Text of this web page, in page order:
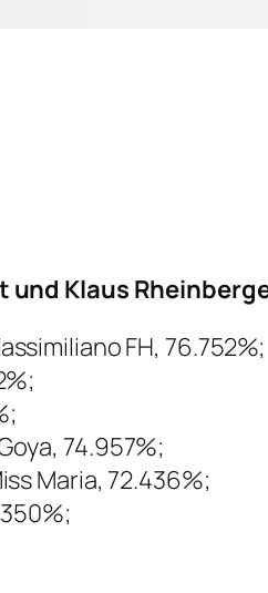
und Klaus
FH, 76.752%;
74.957%;
Maria, 72.436%;